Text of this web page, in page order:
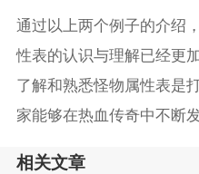
通过以上两个例子的介绍
性表的认识与理解已经更
了解和熟悉怪物属性表是
家能够在热血传奇中不断
相关文章